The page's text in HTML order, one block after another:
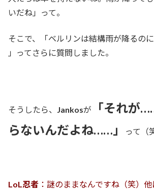
いだね」って。
そこで、「ベルリンは結構雨が降るの
」ってさらに質問しました。
そうしたら、 Jankosが
「それが
らないんだよね……」
って（
LoL忍者 ：謎のままなんですね（笑）